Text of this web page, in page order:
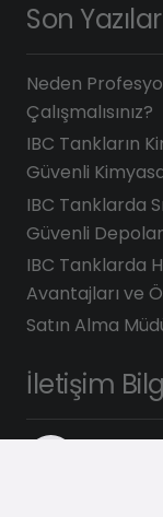
Son Yazılar
Neden
Çalışmalısınız?
IBC Tankların
Güvenli
IBC Tanklarda
Güvenli
IBC Tanklarda
Avantajları ve
Satın Alma
İletişim